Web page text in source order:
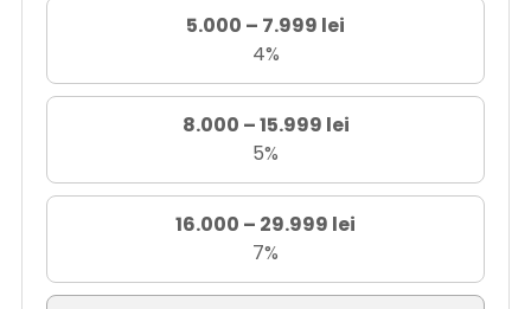
5.000 – 7.999 lei
4%
8.000 – 15.999 lei
5%
16.000 – 29.999 lei
7%